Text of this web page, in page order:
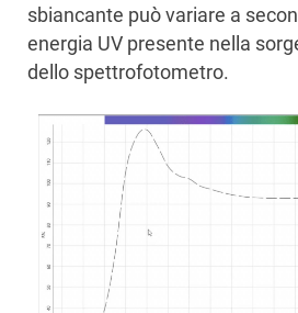
sbiancante può variare a
energia UV presente nella
dello spettrofotometro.